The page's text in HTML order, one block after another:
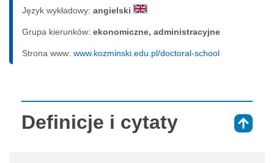
Język wykładowy: angielski
Grupa kierunków: ekonomiczne, administracyjne
Strona www: www.kozminski.edu.pl/doctoral-school
Definicje i cytaty